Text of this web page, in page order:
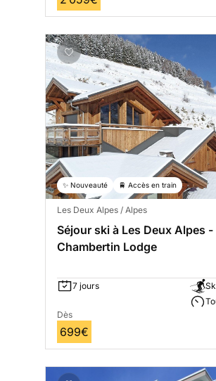
✨ Nouveauté 🚆 Accès en train
Les Deux Alpes / Alpes
Séjour ski à Les Deux Alpes
Chambertin Lodge
7 jours
Dès
699€